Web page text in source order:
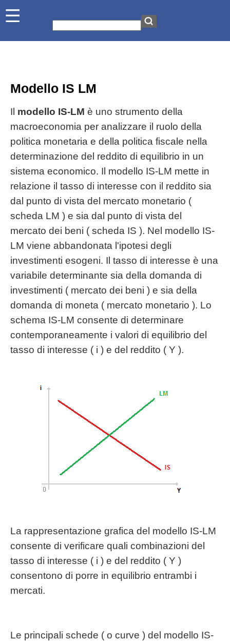
Modello IS LM
Il modello IS-LM è uno strumento della
macroeconomia per analizzare il ruolo della
politica monetaria e della politica fiscale nella
determinazione del reddito di equilibrio in un
sistema economico. Il modello IS-LM mette in
relazione il tasso di interesse con il reddito sia
dal punto di vista del mercato monetario (
scheda LM ) e sia dal punto di vista del
mercato dei beni ( scheda IS ). Nel modello IS-
LM viene abbandonata l'ipotesi degli
investimenti esogeni. Il tasso di interesse è una
variabile determinante sia della domanda di
investimenti ( mercato dei beni ) e sia della
domanda di moneta ( mercato monetario ). Lo
schema IS-LM consente di determinare
contemporaneamente i valori di equilibrio del
tasso di interesse ( i ) e del reddito ( Y ).
La rappresentazione grafica del modello IS-LM
consente di verificare quali combinazioni del
tasso di interesse ( i ) e del reddito ( Y )
consentono di porre in equilibrio entrambi i
mercati.
Le principali schede ( o curve ) del modello IS-